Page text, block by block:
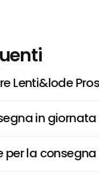
Lenti&lode
in giornata
la consegna